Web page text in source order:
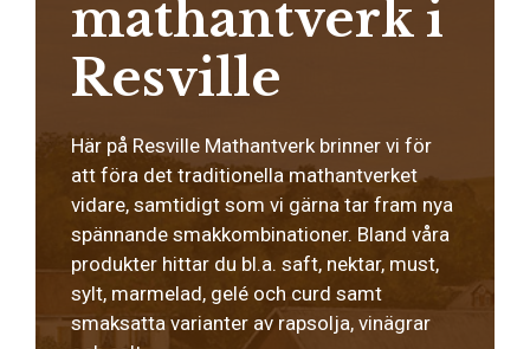
mathantverk i
Resville
Här på Resville Mathantverk brinner vi för
att föra det traditionella mathantverket
vidare, samtidigt som vi gärna tar fram nya
spännande smakkombinationer. Bland våra
produkter hittar du bl.a. saft, nektar, must,
sylt, marmelad, gelé och curd samt
smaksatta varianter av rapsolja, vinägrar